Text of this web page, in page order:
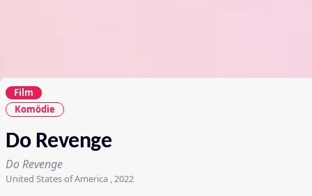
Film
Komödie
Do Revenge
Do Revenge
United States of America , 2022